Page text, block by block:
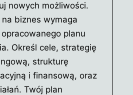
nowych możliwości.
na biznes wymaga
planu
Określ cele, strategię
strukturę
i finansową, oraz
Twój plan